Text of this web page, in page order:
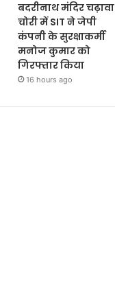
बदरीनाथ मंदिर चढ़ावा
चोरी में SIT ने जेपी
कंपनी के सुरक्षाकर्मी
मनोज कुमार को
गिरफ्तार किया
16 hours ago